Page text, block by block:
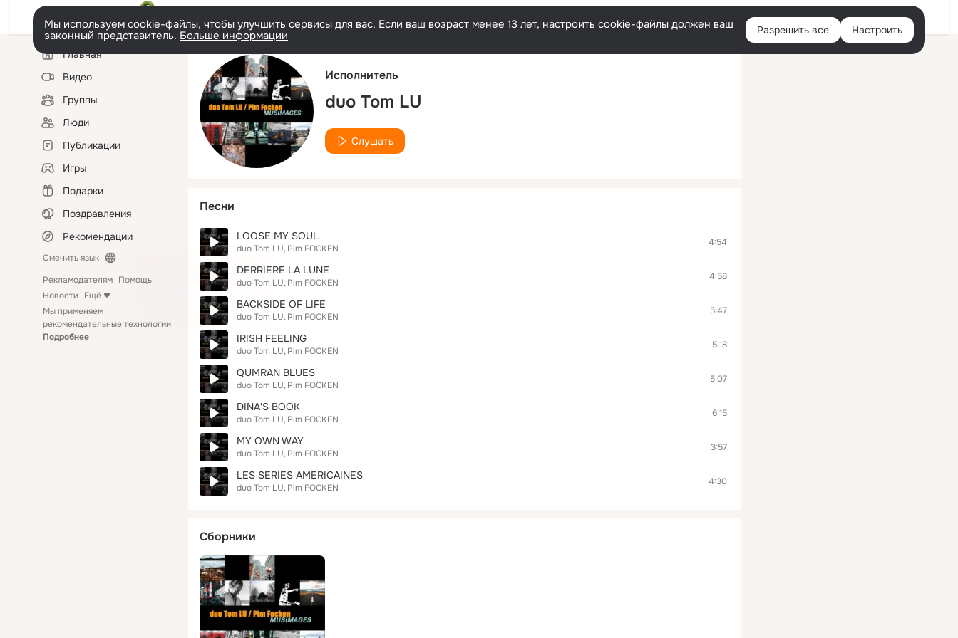
Русский Войти
Мы используем cookie-файлы, чтобы улучшить сервисы для вас. Если ваш возраст менее 13 лет, настроить cookie-файлы должен ваш
законный представитель. Больше информации Разрешить все Настроить
Левая
колонкаГлавная
Видео
Группы
Люди
Публикации
Игры
Подарки
Поздравления
Рекомендации
Сменить язык
Рекламодателям Помощь
Новости Ещё
Мы применяем
рекомендательные технологии
Подробнее
Исполнитель
duo Tom LU
Слушать
Песни
LOOSE MY SOUL
duo Tom LU Pim FOCKEN
4:54
DERRIERE LA LUNE
duo Tom LU Pim FOCKEN
4:58
BACKSIDE OF LIFE
duo Tom LU Pim FOCKEN
5:47
IRISH FEELING
duo Tom LU Pim FOCKEN
5:18
QUMRAN BLUES
duo Tom LU Pim FOCKEN
5:07
DINA'S BOOK
duo Tom LU Pim FOCKEN
6:15
MY OWN WAY
duo Tom LU Pim FOCKEN
3:57
LES SERIES AMERICAINES
duo Tom LU Pim FOCKEN
4:30
Сборники